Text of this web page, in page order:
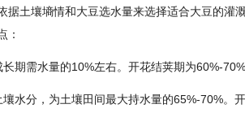
据土壤墒情和大豆选水量来选择适合大豆的灌
：
期需水量的10%左右。开花结荚期为60%-
水分，为土壤田间最大持水量的65%-70%。开